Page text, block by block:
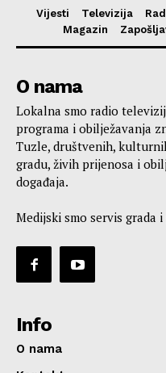
Vijesti Televizija
Magazin
O nama
Lokalna smo radio
programa i obilježavanja
Tuzle, društvenih,
gradu, živih prijenosa i
događaja.
Medijski smo servis grada
Info
O nama